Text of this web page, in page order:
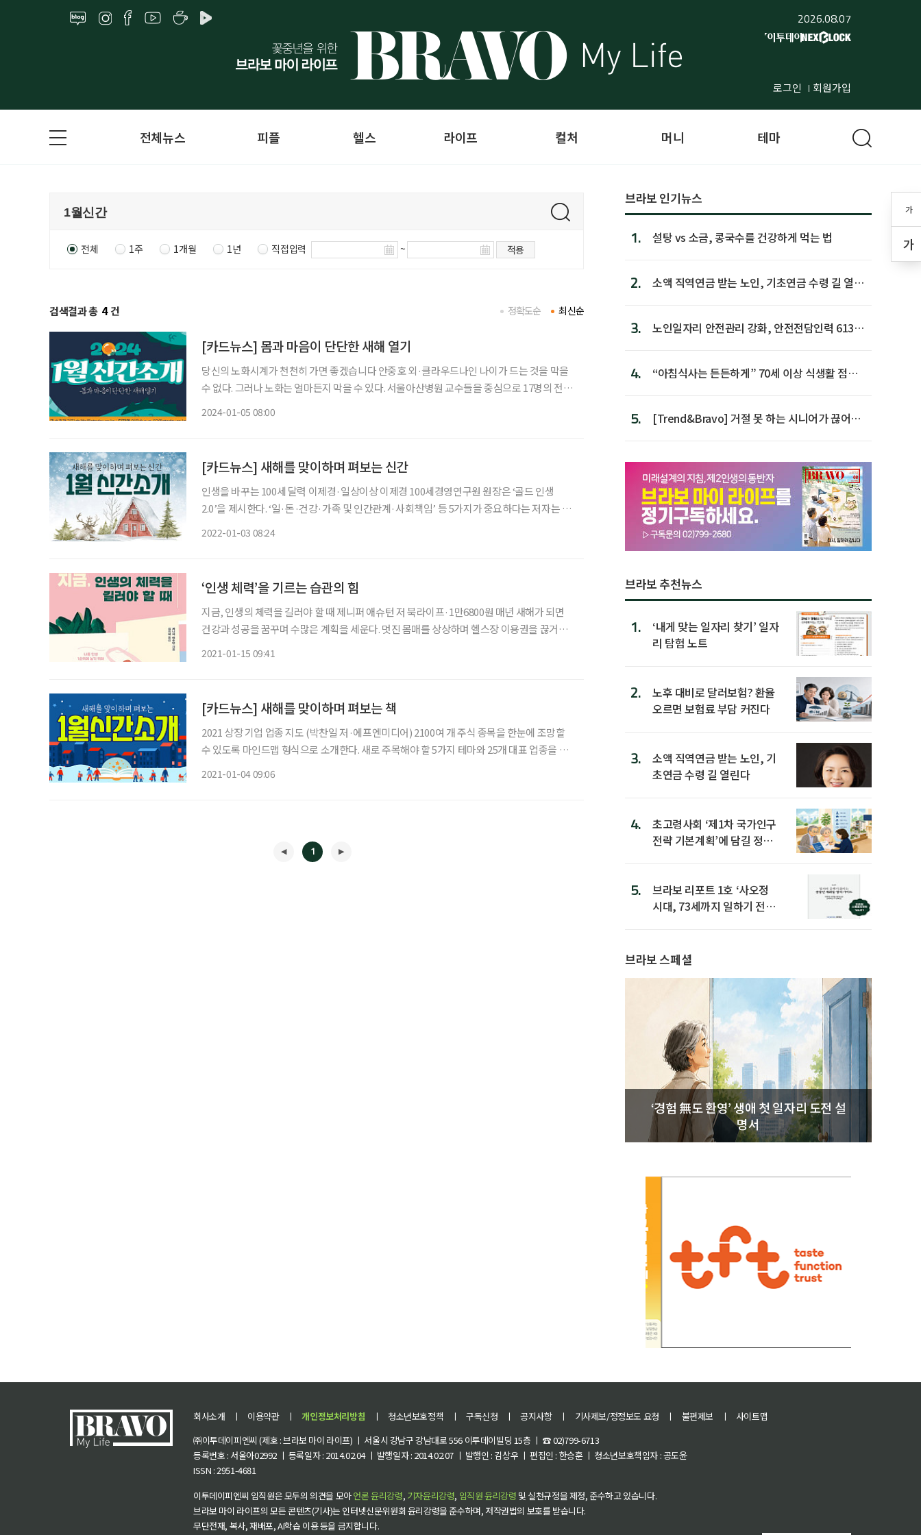
2026.08.07
로그인 회원가입
가
가
전체뉴스 피플 헬스 라이프 컬처 머니 테마
전체 1주 1개월 1년 직접입력 ~ 적용
검색결과 총 4 건 최신순
정확도순
[카드뉴스] 몸과 마음이 단단한 새해 열기
당신의 노화시계가 천천히 가면 좋겠습니다 안중호 외·클라우드나인 나이가 드는 것을 막을
수 없다. 그러나 노화는 얼마든지 막을 수 있다. 서울아산병원 교수들을 중심으로 17명의 전문
2024-01-05 08:00
[카드뉴스] 새해를 맞이하며 펴보는 신간
인생을 바꾸는 100세 달력 이제경·일상이상 이제경 100세경영연구원 원장은 ‘골드 인생
2.0’을 제시한다. ‘일·돈·건강·가족 및 인간관계·사회책임’ 등 5가지가 중요하다는 저자는 특
2022-01-03 08:24
‘인생 체력’을 기르는 습관의 힘
지금, 인생의 체력을 길러야 할 때 제니퍼 애슈턴 저 북라이프·1만6800원 매년 새해가 되면
건강과 성공을 꿈꾸며 수많은 계획을 세운다. 멋진 몸매를 상상하며 헬스장 이용권을 끊거나
2021-01-15 09:41
[카드뉴스] 새해를 맞이하며 펴보는 책
2021 상장 기업 업종 지도 (박찬일 저·에프엔미디어) 2100여 개 주식 종목을 한눈에 조망할
수 있도록 마인드맵 형식으로 소개한다. 새로 주목해야 할 5가지 테마와 25개 대표 업종을 정
2021-01-04 09:06
1
브라보 인기뉴스
1. 설탕 vs 소금, 콩국수를 건강하게 먹는 법
2.
소액 직역연금 받는 노인, 기초연금 수령 길 열린
3.
노인일자리 안전관리 강화, 안전전담인력 613명
4.
“아침식사는 든든하게” 70세 이상 식생활 점수
5.
[Trend&Bravo] 거절 못 하는 시니어가 끊어야
브라보 추천뉴스
1.
‘내게 맞는 일자리 찾기’ 일자
리 탐험 노트
2.
노후 대비로 달러보험? 환율
오르면 보험료 부담 커진다
3.
소액 직역연금 받는 노인, 기
초연금 수령 길 열린다
4.
초고령사회 ‘제1차 국가인구
전략 기본계획’에 담길 정책
5.
브라보 리포트 1호 ‘사오정
시대, 73세까지 일하기 전략’
브라보 스페셜
‘경험 無도 환영’ 생애 첫 일자리 도전 설
명서
회사소개 ㅣ 이용약관 ㅣ 개인정보처리방침 ㅣ 청소년보호정책 ㅣ 구독신청 ㅣ 공지사항 ㅣ 기사제보/정정보도 요청 ㅣ 불편제보 ㅣ
사이트맵
㈜이투데이피엔씨 (제호 : 브라보 마이 라이프) ㅣ 서울시 강남구 강남대로 556 이투데이빌딩 15층 ㅣ ☎ 02)799-6713
등록번호 : 서울아02992 ㅣ 등록일자 : 2014.02.04 ㅣ 발행일자 : 2014.02.07 ㅣ 발행인 : 김상우 ㅣ 편집인 : 한승훈 ㅣ 청소년보호책임자 : 공도윤
ISSN : 2951-4681
이투데이피엔씨 임직원은 모두의 의견을 모아언론 윤리강령, 기자윤리강령, 임직원 윤리강령 및 실천규정을 제정, 준수하고 있습니다.
브라보 마이 라이프의 모든 콘텐츠(기사)는 인터넷신문위원회 윤리강령을 준수하며, 저작권법의 보호를 받습니다.
무단전재, 복사, 재배포, AI학습 이용 등을 금지합니다.